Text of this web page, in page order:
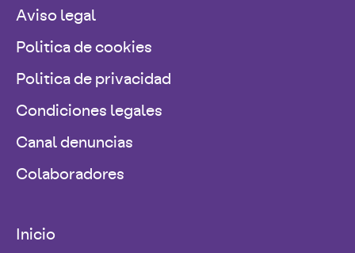
Aviso legal
Politica de cookies
Politica de privacidad
Condiciones legales
Canal denuncias
Colaboradores
Inicio